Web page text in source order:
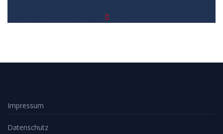
Impressum
Datenschutz